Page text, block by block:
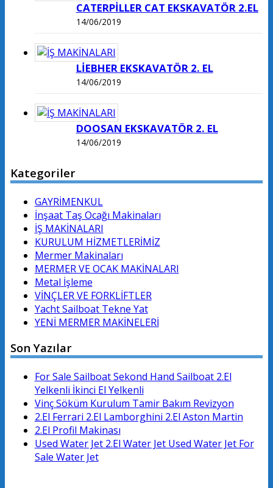
CATERPİLLER CAT EKSKAVATÖR 2.EL
14/06/2019
LİEBHER EKSKAVATÖR 2. EL
14/06/2019
DOOSAN EKSKAVATÖR 2. EL
14/06/2019
Kategoriler
GAYRİMENKUL
İnşaat Taş Ocağı Makinaları
İŞ MAKİNALARI
KURULUM HİZMETLERİMİZ
Mermer Makinaları
MERMER VE OCAK MAKİNALARI
Metal İşleme
VİNÇLER VE FORKLİFTLER
Yacht Sailboat Tekne Yat
YENİ MERMER MAKİNELERİ
Son Yazılar
For Sale Sailboat Sekond Hand Sailboat 2.El
Yelkenli İkinci El Yelkenli
Vinç Söküm Kurulum Tamir Bakım Revizyon
2.El Ferrari 2.El Lamborghini 2.El Aston Martin
2.El Profil Makinası
Used Water Jet 2.El Water Jet Used Water Jet For
Sale Water Jet